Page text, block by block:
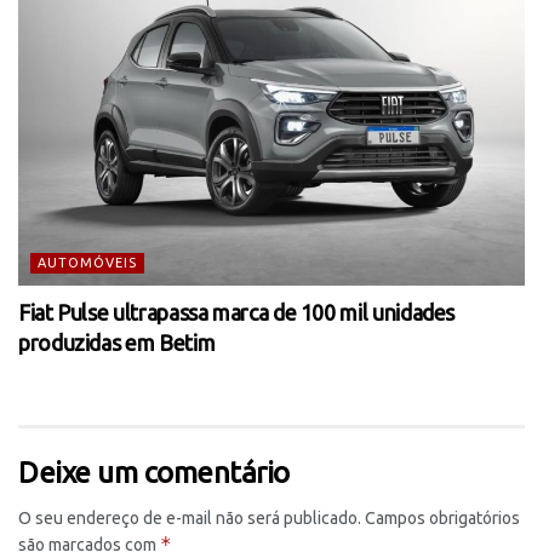
AUTOMÓVEIS
Fiat Pulse ultrapassa marca de 100 mil unidades
produzidas em Betim
Deixe um comentário
O seu endereço de e-mail não será publicado. Campos obrigatórios
são marcados com *